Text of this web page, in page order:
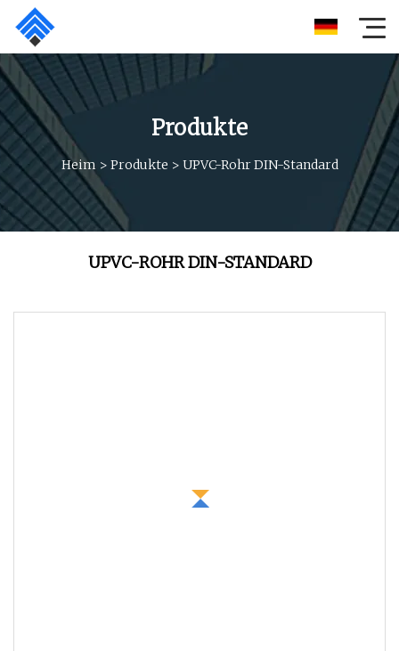
Produkte
Heim > Produkte > UPVC-Rohr DIN-Standard
UPVC-ROHR DIN-STANDARD